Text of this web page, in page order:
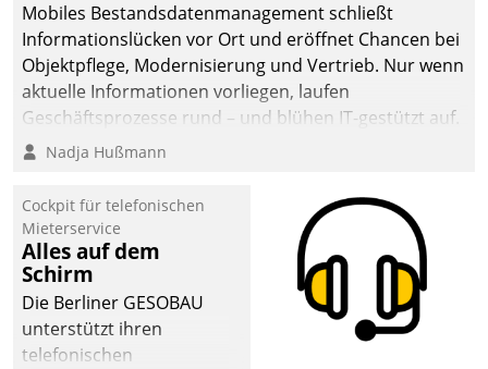
Mobiles Bestandsdatenmanagement schließt
Informationslücken vor Ort und eröffnet Chancen bei
Objektpflege, Modernisierung und Vertrieb. Nur wenn
aktuelle Informationen vorliegen, laufen
Geschäftsprozesse rund – und blühen IT-gestützt auf.
Nadja Hußmann
Cockpit für telefonischen
Mieterservice
Alles auf dem
Schirm
Die Berliner GESOBAU
unterstützt ihren
telefonischen